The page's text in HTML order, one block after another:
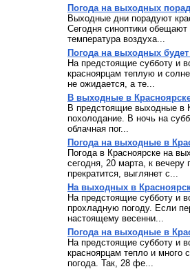
Погода на выходных
Выходные дни порадуют
Сегодня синоптики
температура воздуха...
Погода на выходных
На предстоящие субботу и
красноярцам теплую и
не ожидается, а те...
В выходные в
В предстоящие выходные в
похолодание. В ночь на
облачная пог...
Погода на выходные в
Погода в Красноярске на
сегодня, 20 марта, к вечеру
прекратится, выглянет с...
На выходных в
На предстоящие субботу и
прохладную погоду. Если
настоящему весенни...
Погода на выходные в
На предстоящие субботу и
красноярцам тепло и много
погода. Так, 28 фе...